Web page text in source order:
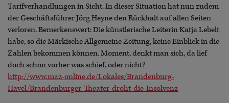
Tarifverhandlungen in Sicht. In dieser Situation hat nun zudem
der Geschäftsführer Jörg Heyne den Rückhalt auf allen Seiten
verloren. Bemerkenswert: Die künstlerische Leiterin Katja Lebelt
habe, so die Märkische Allgemeine Zeitung, keine Einblick in die
Zahlen bekommen können. Moment, denkt man sich, da lief
doch schon vorher was schief, oder nicht?
http://www.maz-online.de/Lokales/Brandenburg-
Havel/Brandenburger-Theater-droht-die-Insolvenz